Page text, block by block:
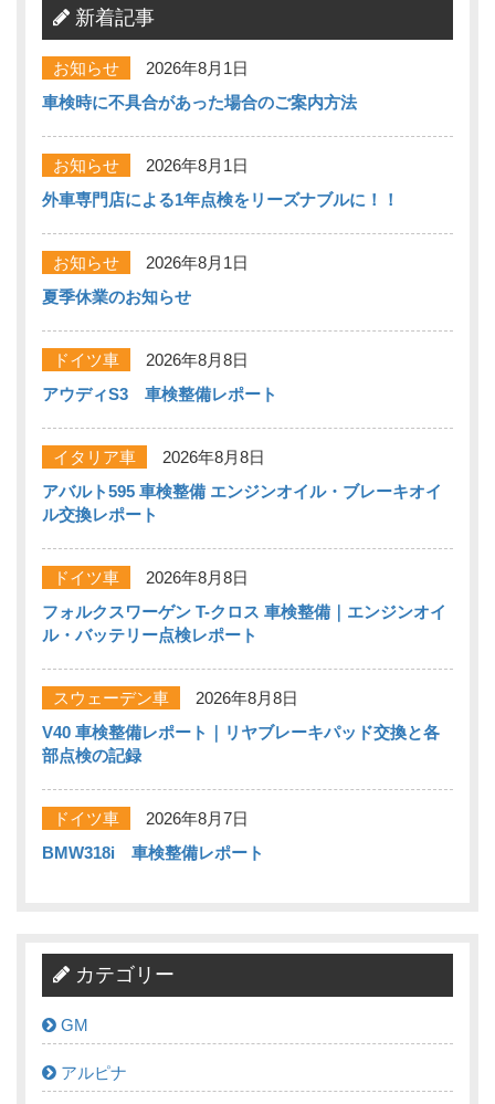
新着記事
お知らせ
2026年8月1日
車検時に不具合があった場合のご案内方法
お知らせ
2026年8月1日
外車専門店による1年点検をリーズナブルに！！
お知らせ
2026年8月1日
夏季休業のお知らせ
ドイツ車
2026年8月8日
アウディS3 車検整備レポート
イタリア車
2026年8月8日
アバルト595 車検整備 エンジンオイル・ブレーキオイ
ル交換レポート
ドイツ車
2026年8月8日
フォルクスワーゲン T-クロス 車検整備｜エンジンオイ
ル・バッテリー点検レポート
スウェーデン車
2026年8月8日
V40 車検整備レポート｜リヤブレーキパッド交換と各
部点検の記録
ドイツ車
2026年8月7日
BMW318i 車検整備レポート
カテゴリー
GM
アルピナ